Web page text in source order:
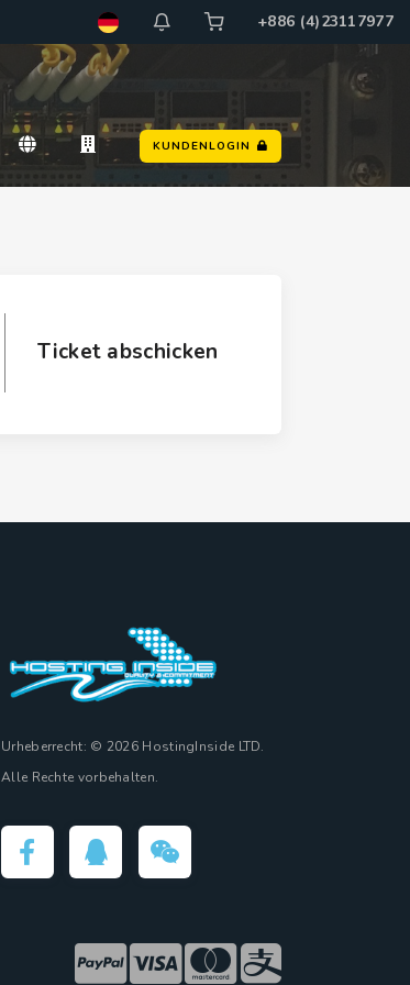
+886 (4)23117977
KUNDENLOGIN
Ticket abschicken
Urheberrecht: © 2026 HostingInside LTD.
Alle Rechte vorbehalten.